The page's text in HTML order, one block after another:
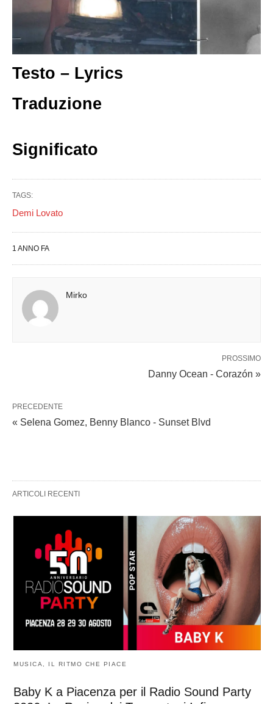
Testo – Lyrics
Traduzione
Significato
TAGS:
Demi Lovato
1 ANNO FA
Mirko
PROSSIMO
Danny Ocean - Corazón »
PRECEDENTE
« Selena Gomez, Benny Blanco - Sunset Blvd
ARTICOLI RECENTI
MUSICA, IL RITMO CHE PIACE
Baby K a Piacenza per il Radio Sound Party